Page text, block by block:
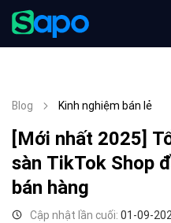
Blog Kinh nghiệm bán lẻ
[Mới nhất 2025]
sàn TikTok Shop
bán hàng
Cập nhật lần cuối: 01-09-